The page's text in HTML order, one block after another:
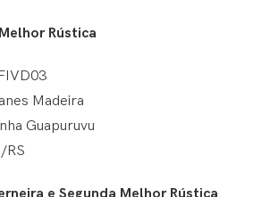
Rústica
Madeira
Guapuruvu
RS